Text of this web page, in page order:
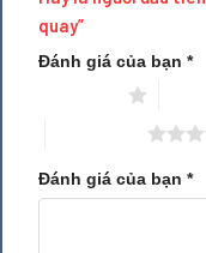
quay”
Đánh giá của bạn *
Đánh giá của bạn *